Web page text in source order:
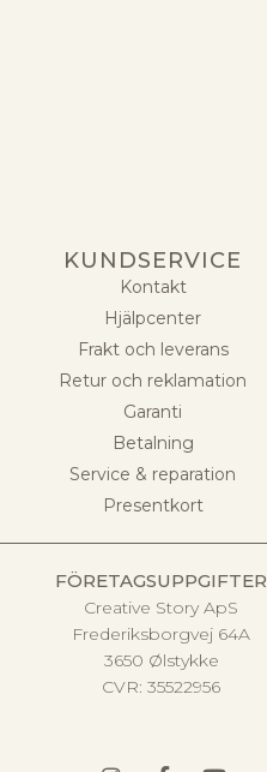
KUNDSERVICE
Kontakt
Hjälpcenter
Frakt och leverans
Retur och reklamation
Garanti
Betalning
Service & reparation
Presentkort
FÖRETAGSUPPGIFTER
Creative Story ApS
Frederiksborgvej 64A
3650 Ølstykke
CVR: 35522956